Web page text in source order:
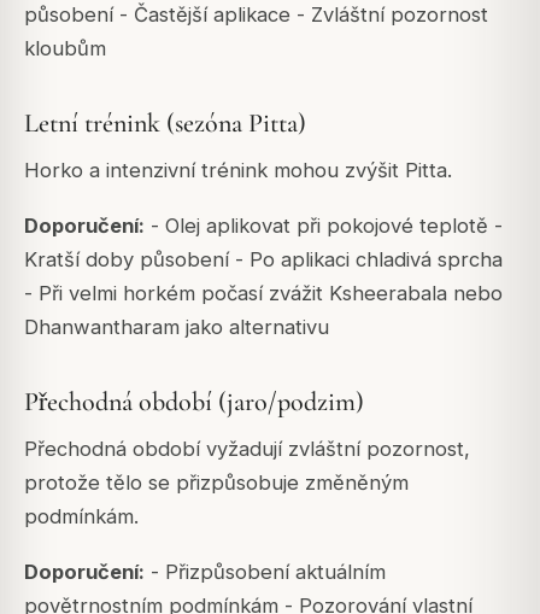
působení - Častější aplikace - Zvláštní pozornost
kloubům
Letní trénink (sezóna Pitta)
Horko a intenzivní trénink mohou zvýšit Pitta.
Doporučení: - Olej aplikovat při pokojové teplotě -
Kratší doby působení - Po aplikaci chladivá sprcha
- Při velmi horkém počasí zvážit Ksheerabala nebo
Dhanwantharam jako alternativu
Přechodná období (jaro/podzim)
Přechodná období vyžadují zvláštní pozornost,
protože tělo se přizpůsobuje změněným
podmínkám.
Doporučení: - Přizpůsobení aktuálním
povětrnostním podmínkám - Pozorování vlastní